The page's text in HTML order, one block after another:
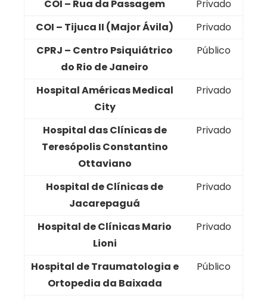
COI – Rua da Passagem
Privado
COI – Tijuca II (Major Ávila)
Privado
CPRJ – Centro Psiquiátrico
do Rio de Janeiro
Público
Hospital Américas Medical
City
Privado
Hospital das Clínicas de
Teresópolis Constantino
Ottaviano
Privado
Hospital de Clínicas de
Jacarepaguá
Privado
Hospital de Clínicas Mario
Lioni
Privado
Hospital de Traumatologia e
Ortopedia da Baixada
Público